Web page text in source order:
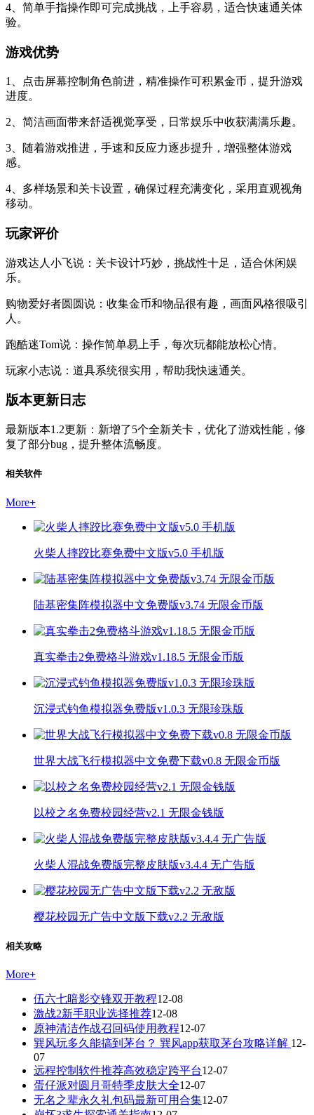
4、简单手指操作即可完成挑战，上手容易，适合快速通关体
验。
游戏优势
1、点击屏幕控制角色前进，精准操作可积累金币，提升游戏
进度。
2、简洁画面带来舒适视觉享受，日常娱乐中收获满满乐趣。
3、随着游戏推进，手速和反应力逐步提升，增强整体游戏
感。
4、多样场景和关卡设置，确保过程充满变化，采用直观视角
移动。
玩家评价
游戏达人小飞说：关卡设计巧妙，挑战性十足，适合休闲娱
乐。
购物爱好者圆圆说：收集金币和物品很有趣，画面风格很吸引
人。
跑酷迷Tom说：操作简单易上手，每次玩都能放松心情。
玩家小志说：道具系统很实用，帮助我快速通关。
版本更新日志
最新版本1.2更新：新增了5个全新关卡，优化了游戏性能，修
复了部分bug，提升整体流畅度。
相关软件
More+
火柴人摔跤比赛免费中文版v5.0 手机版
陆基密集阵模拟器中文免费版v3.74 无限金币版
真实拳击2免费格斗游戏v1.18.5 无限金币版
沉浸式钓鱼模拟器免费版v1.0.3 无限珍珠版
世界大战飞行模拟器中文免费下载v0.8 无限金币版
以校之名免费校园经营v2.1 无限金钱版
火柴人混战免费版完整皮肤版v3.4.4 无广告版
樱花校园无广告中文版下载v2.2 无敌版
相关攻略
More+
伍六七暗影交锋双开教程12-08
激战2新手职业选择推荐12-08
原神清洁作战召回码使用教程12-07
巽风玩多久能搞到茅台？ 巽风app获取茅台攻略详解 12-
07
远程控制软件推荐高效稳定跨平台12-07
蛋仔派对圆月哥特季皮肤大全12-07
无名之辈永久礼包码最新可用合集12-07